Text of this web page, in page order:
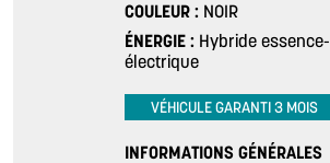
COULEUR
NOIR
ÉNERGIE
Hybride essence-
électrique
VÉHICULE GARANTI 3 MOIS
INFORMATIONS GÉNÉRALES